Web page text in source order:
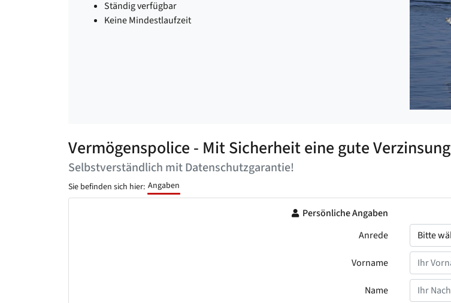
Ständig verfügbar
Keine Mindestlaufzeit
Vermögenspolice - Mit Sicherheit eine gute Verzinsung
Selbstverständlich mit Datenschutzgarantie!
Sie befinden sich hier: Angaben
Persönliche Angaben
Anrede
Vorname
Name